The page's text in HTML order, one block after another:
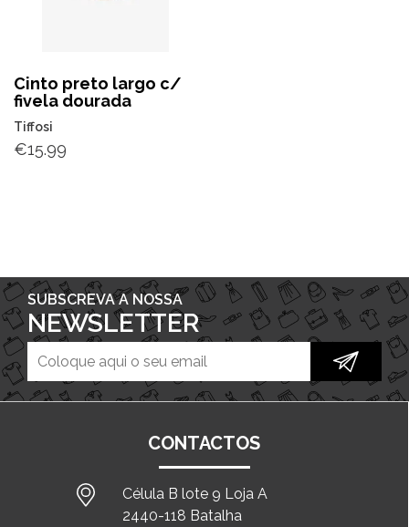
Cinto preto largo c/
fivela dourada
Tiffosi
€15.99
SUBSCREVA A NOSSA
NEWSLETTER
CONTACTOS
Célula B lote 9 Loja A
2440-118 Batalha